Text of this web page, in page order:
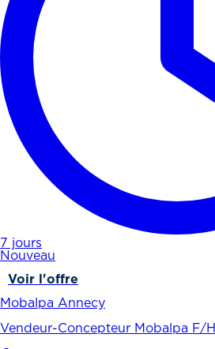
7 jours
Nouveau
Voir l'offre
Mobalpa Annecy
Vendeur-Concepteur Mobalpa F/H